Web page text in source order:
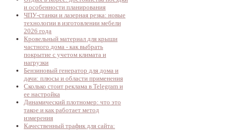
и особенности планирования
ЧПУ-станки и лазерная резка: новые
технологии в изготовлении мебели
2026 года
Кровельный материал для крыши
частного дома - как выбрать
покрытие с учетом климата и
нагрузки
Бензиновый генератор для дома и
дачи: плюсы и области применения
Сколько стоит реклама в Telegram и
ее настройка
Динамический плотномер: что это
такое и как работает метод
измерения
Качественный трафик для сайта: